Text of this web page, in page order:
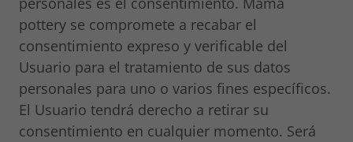
pottery se compromete a recabar el
consentimiento expreso y verificable del
Usuario para el tratamiento de sus datos
personales para uno o varios fines específicos.
El Usuario tendrá derecho a retirar su
consentimiento en cualquier momento. Será